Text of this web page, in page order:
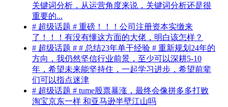
关键词分析，从运营角度来说，关键词分析还是很
重要的...
# 超级话题 # 重磅！！！公司注册资本实缴来
了！！！有没有懂这方面的大佬，明白该怎样？
# 超级话题 # # 总结23年单干经验 # 重新规划24年的
方向，我仍然坚信行业前景，至少可以深耕5-10
年，希望未来能坚持住，一起学习进步，希望前辈
们可以指点迷津
# 超级话题 # tume股票暴涨，最终会像拼多多打败
淘宝京东一样 和亚马逊半壁江山吗